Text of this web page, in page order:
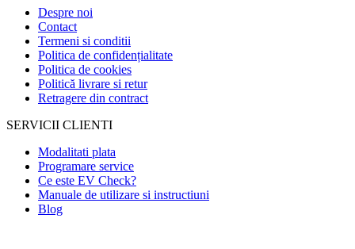
Despre noi
Contact
Termeni si conditii
Politica de confidențialitate
Politica de cookies
Politică livrare si retur
Retragere din contract
SERVICII CLIENTI
Modalitati plata
Programare service
Ce este EV Check?
Manuale de utilizare si instructiuni
Blog